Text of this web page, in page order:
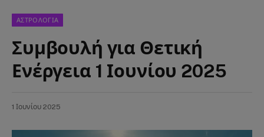
ΑΣΤΡΟΛΟΓΙΑ
Συμβουλή για Θετική
Ενέργεια 1 Ιουνίου 2025
1 Ιουνίου 2025